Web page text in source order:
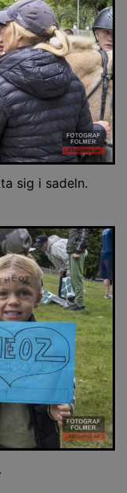
sig i sadeln.